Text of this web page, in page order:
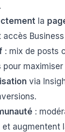
la
: mix de posts
maximiser
via
:
augmentent